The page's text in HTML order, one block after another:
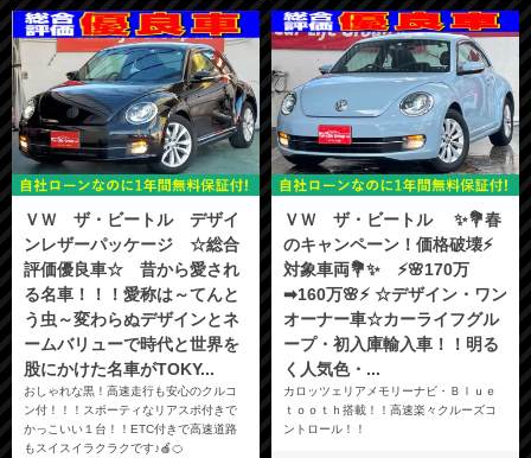
ＶＷ ザ・ビートル デザイ
ンレザーパッケージ ☆総合
評価優良車☆ 昔から愛され
る名車！！！愛称は～てんと
う虫～変わらぬデザインとネ
ームバリューで時代と世界を
股にかけた名車がTOKY...
おしゃれな黒！高速走行も安心のクルコ
ン付！！！スポーティなリアスポ付きで
かっこいい１台！！ETC付きで高速道路
もスイスイラクラクです♪🍎🍊
ＶＷ ザ・ビートル ✨💐春
のキャンペーン！価格破壊⚡
対象車両💐✨ ⚡🌸170万
➡160万🌸⚡ ☆デザイン・ワン
オーナー車☆カーライフグル
ープ・初入庫輸入車！！明る
く人気色・...
カロッツェリアメモリーナビ・Ｂｌｕｅ
ｔｏｏｔｈ搭載！！高速楽々クルーズコ
ントロール！！